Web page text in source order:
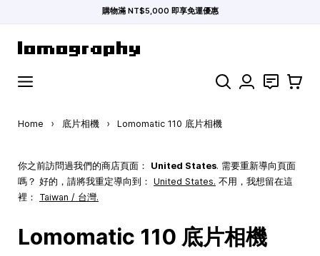
購物滿 NT$5,000 即享免運優惠
Search 聯絡 購物車
Home › 底片相機 › Lomomatic 110 底片相機
你之前訪問過我們的商店頁面： United States. 需要重新導向頁面
嗎？ 好的，請將我重定導向到： United States. 不用，我想留在這
裡： Taiwan / 台灣.
Lomomatic 110 底片相機